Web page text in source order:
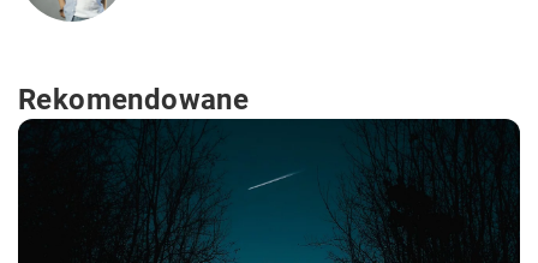
Rekomendowane